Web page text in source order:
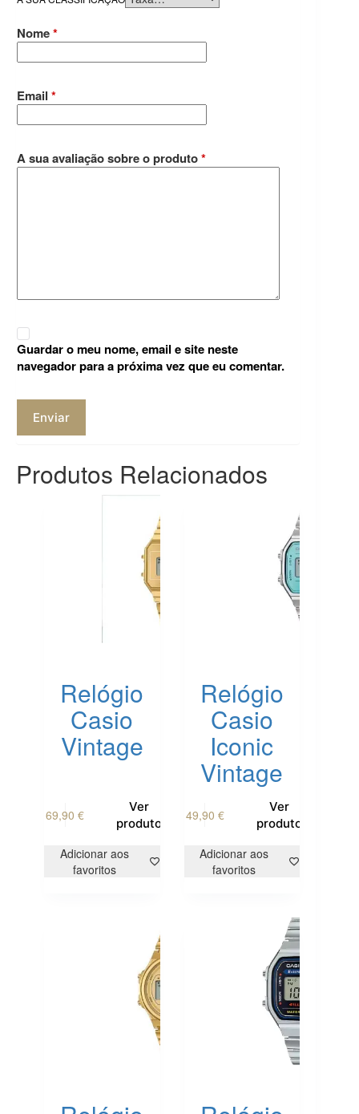
Nome*
Email *
A sua avaliação sobre o produto*
Guardar o meu nome, email e site neste
navegador para a próxima vez que eu comentar.
Enviar
Produtos Relacionados
Relógio
Casio
Vintage
69,90€
Ver
produto
Adicionar aos
favoritos
Relógio
Casio
Iconic
Vintage
49,90 €
Ver
produto
Adicionar aos
favoritos